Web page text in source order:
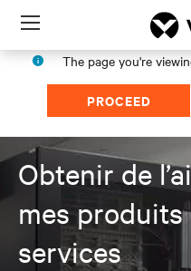
Menu
The page you're
PROCEED
Obtenir de
mes produits
services